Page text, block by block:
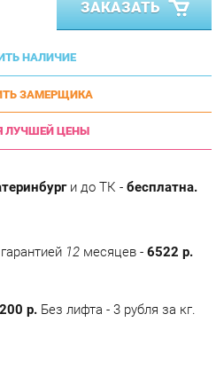
НАЛИЧИЕ
ЗАМЕРЩИКА
ЛУЧШЕЙ ЦЕНЫ
и до ТК -бесплатна.